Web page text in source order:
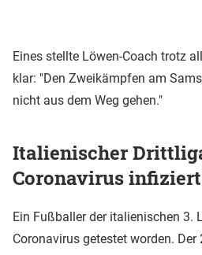
Eines stellte Löwen-Coach trotz
klar: "Den Zweikämpfen am
nicht aus dem Weg gehen."
Italienischer
Coronavirus infiziert
Ein Fußballer der italienischen 3.
Coronavirus getestet worden.